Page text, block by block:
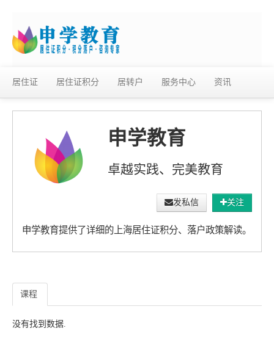
居住证 居住证积分 居转户 服务中心 资讯
申学教育
卓越实践、完美教育
发私信 关注
申学教育提供了详细的上海居住证积分、落户政策解读。
课程
没有找到数据.